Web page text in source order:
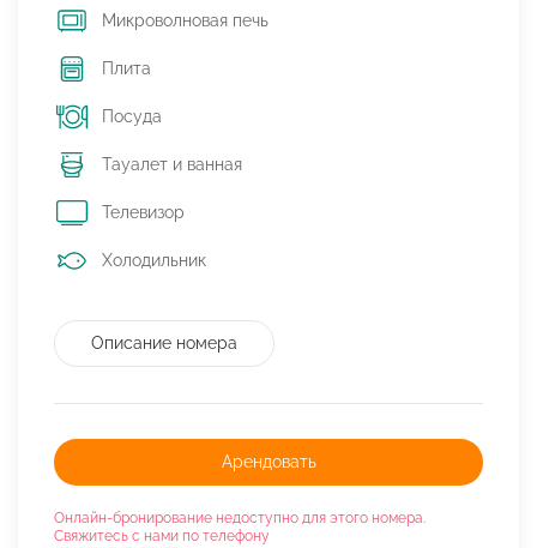
Микроволновая печь
Плита
Посуда
Тауалет и ванная
Телевизор
Холодильник
Описание номера
Арендовать
Онлайн-бронирование недоступно для этого номера.
Свяжитесь с нами по телефону